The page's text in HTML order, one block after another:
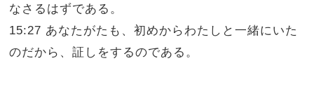
なさるはずである。
15:27 あなたがたも、初めからわたしと一緒にいた
のだから、証しをするのである。